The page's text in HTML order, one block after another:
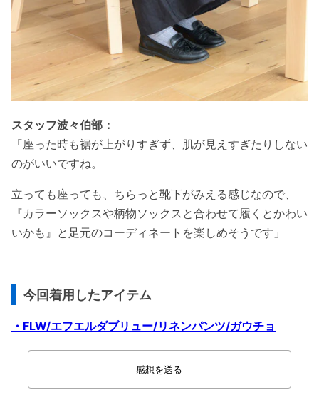
スタッフ波々伯部：
「座った時も裾が上がりすぎず、肌が見えすぎたりしない
のがいいですね。
立っても座っても、ちらっと靴下がみえる感じなので、
『カラーソックスや柄物ソックスと合わせて履くとかわい
いかも』と足元のコーディネートを楽しめそうです」
今回着用したアイテム
・FLW/エフエルダブリュー/リネンパンツ/ガウチョ
感想を送る